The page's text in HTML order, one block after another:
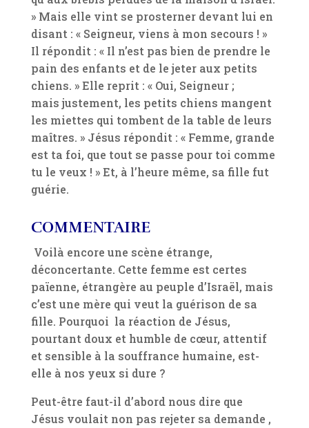
» Mais elle vint se prosterner devant lui en
disant : « Seigneur, viens à mon secours ! »
Il répondit : « Il n’est pas bien de prendre le
pain des enfants et de le jeter aux petits
chiens. » Elle reprit : « Oui, Seigneur ;
mais justement, les petits chiens mangent
les miettes qui tombent de la table de leurs
maîtres. » Jésus répondit : « Femme, grande
est ta foi, que tout se passe pour toi comme
tu le veux ! » Et, à l’heure même, sa fille fut
guérie.
COMMENTAIRE
Voilà encore une scène étrange,
déconcertante. Cette femme est certes
païenne, étrangère au peuple d’Israël, mais
c’est une mère qui veut la guérison de sa
fille. Pourquoi la réaction de Jésus,
pourtant doux et humble de cœur, attentif
et sensible à la souffrance humaine, est-
elle à nos yeux si dure ?
Peut-être faut-il d’abord nous dire que
Jésus voulait non pas rejeter sa demande ,